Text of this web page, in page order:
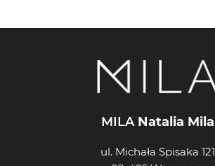
MILANatalia Mila
ul. Michała Spisaka 121